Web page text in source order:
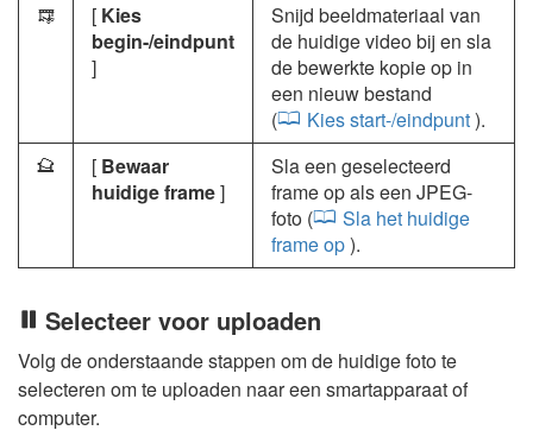
9 [ Kies
begin-/eindpunt
]
Snijd beeldmateriaal van
de huidige video bij en sla
de bewerkte kopie op in
een nieuw bestand
(
Kies start-/eindpunt).
4 [ Bewaar
huidige frame]
Sla een geselecteerd
frame op als een JPEG-
foto (
Sla het huidige
frame op).
Selecteer voor uploaden
Volg de onderstaande stappen om de huidige foto te
selecteren om te uploaden naar een smartapparaat of
computer.